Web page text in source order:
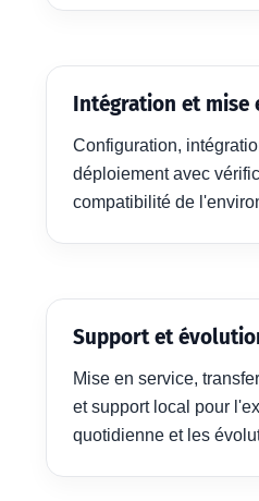
Intégration et mise
Configuration,
déploiement avec
compatibilité de
Support et
Mise en service,
et support local pour
quotidienne et les